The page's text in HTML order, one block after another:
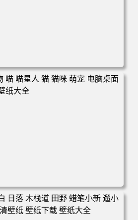
交车 朱迪狐尼克 4K 电脑壁纸 3840x2
壁纸下载 壁纸大全
星人 猫 猫咪 萌宠 电脑桌面 高清壁